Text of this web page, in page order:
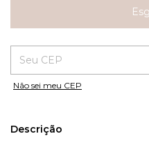
Entregas para o CEP:
Não sei meu CEP
Descrição